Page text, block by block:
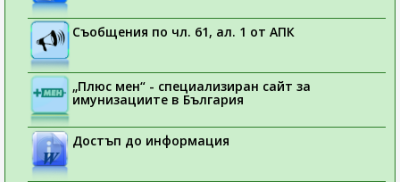
Съобщения по чл. 61, ал. 1 от АПК
„Плюс мен“ - специализиран сайт за
имунизациите в България
Достъп до информация